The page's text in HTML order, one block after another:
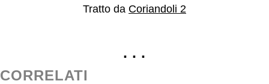
Tratto da Coriandoli 2
· · ·
CORRELATI